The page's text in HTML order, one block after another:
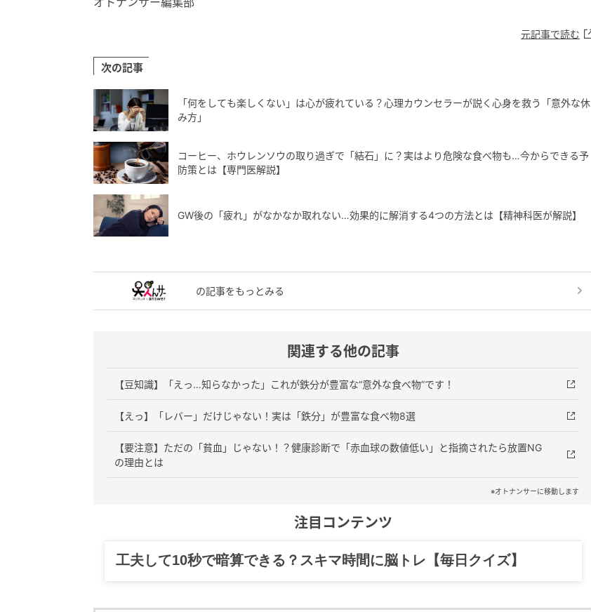
元記事で読む
次の記事
「何をしても楽しくない」は心が疲れている？心理カウンセラーが説く心身を救う「意外な休
み方」
コーヒー、ホウレンソウの取り過ぎで「結石」に？実はより危険な食べ物も…今からできる予
防策とは【専門医解説】
GW後の「疲れ」がなかなか取れない…効果的に解消する4つの方法とは【精神科医が解説】
の記事をもっとみる
関連する他の記事
【豆知識】「えっ…知らなかった」これが鉄分が豊富な“意外な食べ物”です！
【えっ】「レバー」だけじゃない！実は「鉄分」が豊富な食べ物8選
【要注意】ただの「貧血」じゃない！？健康診断で「赤血球の数値低い」と指摘されたら放置NG
の理由とは
※オトナンサーに移動します
注目コンテンツ
グルメ、ギャグ、子育て、旅行記……全部、読めます。